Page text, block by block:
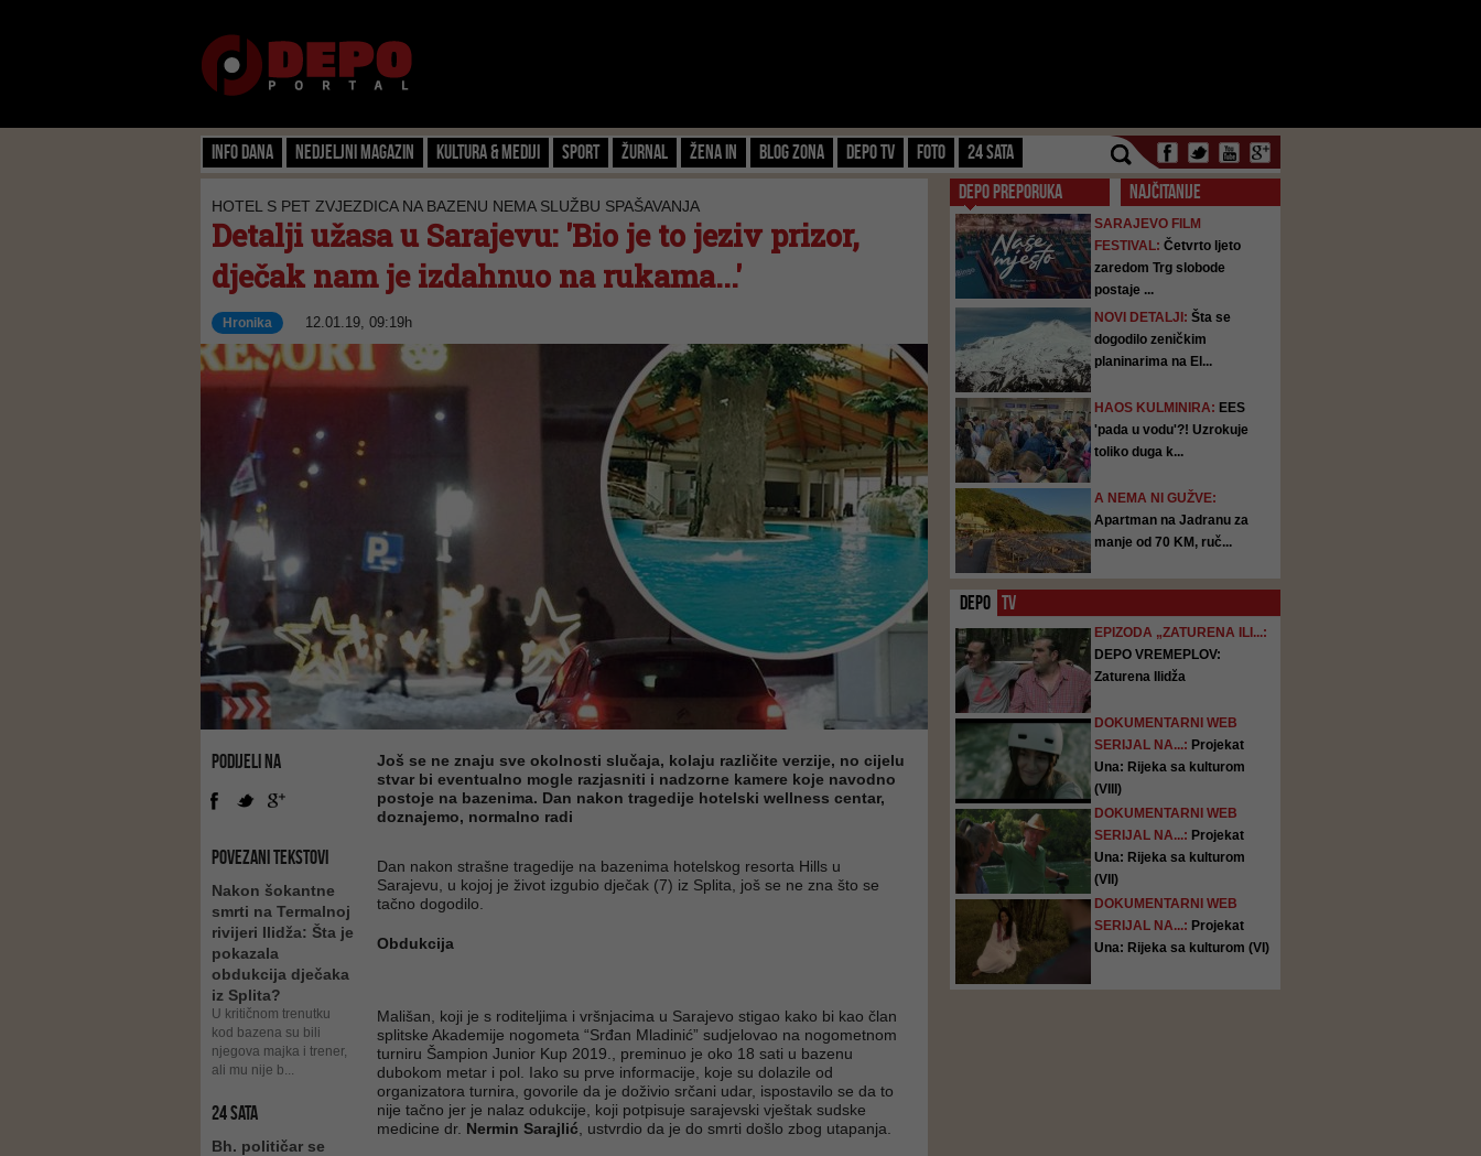
Info dana Nedjeljni magazin Kultura & Mediji Sport Žurnal Žena IN Blog zona Depo TV FOTO 24 SATA
HOTEL S PET ZVJEZDICA NA BAZENU NEMA SLUŽBU SPAŠAVANJA
Detalji užasa u Sarajevu: 'Bio je to jeziv prizor,
dječak nam je izdahnuo na rukama...'
Hronika 12.01.19, 09:19h
PODIJELI NA
POVEZANI TEKSTOVI
Nakon šokantne
smrti na Termalnoj
rivijeri Ilidža: Šta je
pokazala
obdukcija dječaka
iz Splita?
U kritičnom trenutku
kod bazena su bili
njegova majka i trener,
ali mu nije b...
24 SATA
Bh. političar se
Još se ne znaju sve okolnosti slučaja, kolaju različite verzije, no cijelu
stvar bi eventualno mogle razjasniti i nadzorne kamere koje navodno
postoje na bazenima. Dan nakon tragedije hotelski wellness centar,
doznajemo, normalno radi
Dan nakon strašne tragedije na bazenima hotelskog resorta Hills u
Sarajevu, u kojoj je život izgubio dječak (7) iz Splita, još se ne zna što se
tačno dogodilo.
Obdukcija
Mališan, koji je s roditeljima i vršnjacima u Sarajevo stigao kako bi kao član
splitske Akademije nogometa “Srđan Mladinić” sudjelovao na nogometnom
turniru Šampion Junior Kup 2019., preminuo je oko 18 sati u bazenu
dubokom metar i pol. Iako su prve informacije, koje su dolazile od
organizatora turnira, govorile da je doživio srčani udar, ispostavilo se da to
nije tačno jer je nalaz odukcije, koji potpisuje sarajevski vještak sudske
medicine dr. Nermin Sarajlić , ustvrdio da je do smrti došlo zbog utapanja.
DEPO PREPORUKA NAJČITANIJE
SARAJEVO FILM
FESTIVAL: Četvrto ljeto
zaredom Trg slobode
postaje ...
NOVI DETALJI: Šta se
dogodilo zeničkim
planinarima na El...
HAOS KULMINIRA: EES
'pada u vodu'?! Uzrokuje
toliko duga k...
A NEMA NI GUŽVE:
Apartman na Jadranu za
manje od 70 KM, ruč...
DEPO TV
EPIZODA „ZATURENA ILI...:
DEPO VREMEPLOV:
Zaturena Ilidža
DOKUMENTARNI WEB
SERIJAL NA...: Projekat
Una: Rijeka sa kulturom
(VIII)
DOKUMENTARNI WEB
SERIJAL NA...: Projekat
Una: Rijeka sa kulturom
(VII)
DOKUMENTARNI WEB
SERIJAL NA...: Projekat
Una: Rijeka sa kulturom (VI)